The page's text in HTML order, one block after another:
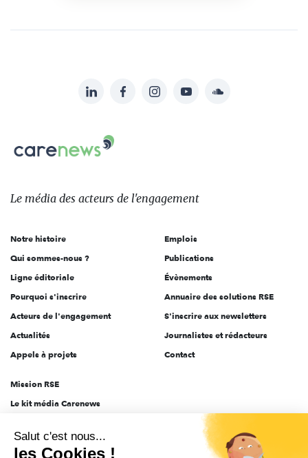
sur:
LinkedInFacebookInstagramYouTubeSoundcloud
Le
des
l'engagement
Le média des acteurs de l'engagement
Notre histoire
Qui sommes-nous ?
Ligne éditoriale
Pourquoi s'inscrire
Acteurs de l'engagement
Actualités
Appels à projets
Emplois
Publications
Évènements
Annuaire des solutions RSE
S'inscrire aux newsletters
Journalistes et rédacteurs
Contact
Mission RSE
Le kit média Carenews
AEF info
Salut c'est nous...
les Cookies !